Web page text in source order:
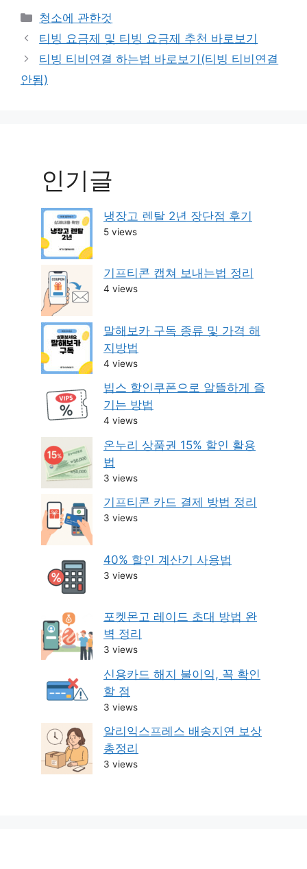
Categories
청소에 관한것
Post
navigation
티빙 요금제 및 티빙 요금제 추천 바로보기
티빙 티비연결 하는법 바로보기(티빙 티비연결
안됨)
인기글
냉장고 렌탈 2년 장단점 후기
5 views
기프티콘 캡쳐 보내는법 정리
4 views
말해보카 구독 종류 및 가격 해
지방법
4 views
빕스 할인쿠폰으로 알뜰하게 즐
기는 방법
4 views
온누리 상품권 15% 할인 활용
법
3 views
기프티콘 카드 결제 방법 정리
3 views
40% 할인 계산기 사용법
3 views
포켓몬고 레이드 초대 방법 완
벽 정리
3 views
신용카드 해지 불이익, 꼭 확인
할 점
3 views
알리익스프레스 배송지연 보상
총정리
3 views